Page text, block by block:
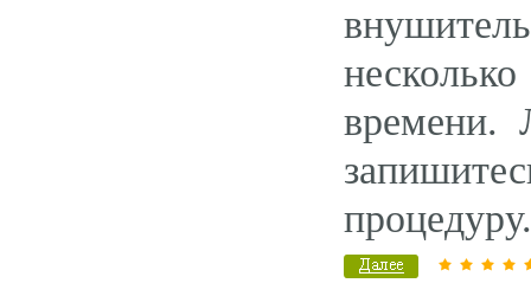
времени.
процедуру.